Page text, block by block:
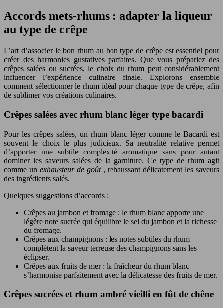
Accords mets-rhums : adapter la liqueur
au type de crêpe
L’art d’associer le bon rhum au bon type de crêpe est essentiel pour
créer des harmonies gustatives parfaites. Que vous prépariez des
crêpes salées ou sucrées, le choix du rhum peut considérablement
influencer l’expérience culinaire finale. Explorons ensemble
comment sélectionner le rhum idéal pour chaque type de crêpe, afin
de sublimer vos créations culinaires.
Crêpes salées avec rhum blanc léger type bacardi
Pour les crêpes salées, un rhum blanc léger comme le Bacardi est
souvent le choix le plus judicieux. Sa neutralité relative permet
d’apporter une subtile complexité aromatique sans pour autant
dominer les saveurs salées de la garniture. Ce type de rhum agit
comme un exhausteur de goût , rehaussant délicatement les saveurs
des ingrédients salés.
Quelques suggestions d’accords :
Crêpes au jambon et fromage : le rhum blanc apporte une
légère note sucrée qui équilibre le sel du jambon et la richesse
du fromage.
Crêpes aux champignons : les notes subtiles du rhum
complètent la saveur terreuse des champignons sans les
éclipser.
Crêpes aux fruits de mer : la fraîcheur du rhum blanc
s’harmonise parfaitement avec la délicatesse des fruits de mer.
Crêpes sucrées et rhum ambré vieilli en fût de chêne